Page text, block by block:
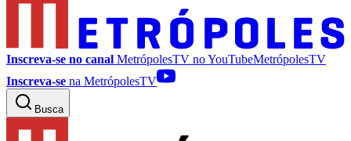
Inscreva-se no canal MetrópolesTV noYouTubeMetrópolesTV
Inscreva-se na MetrópolesTV
Busca